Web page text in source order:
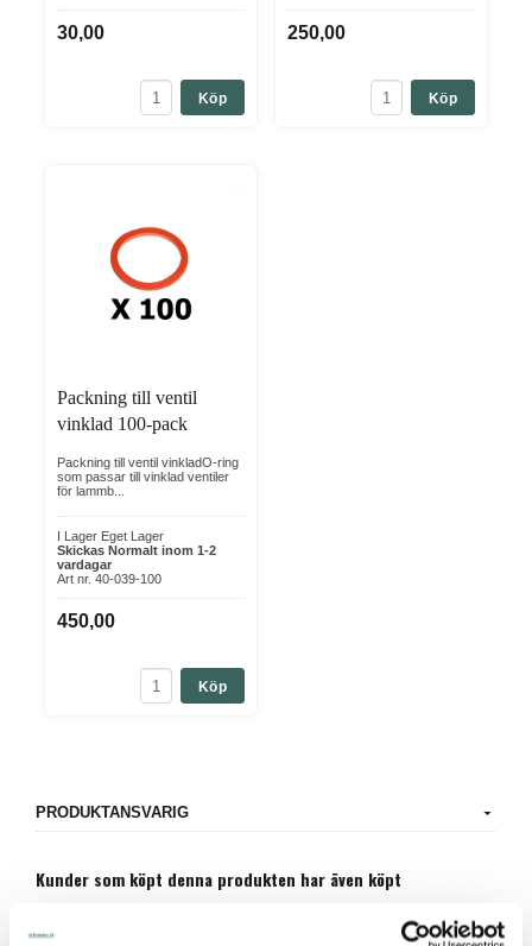
30,00
Köp
250,00
Köp
Packning till ventil
vinklad 100-pack
Packning till ventil vinkladO-ring
som passar till vinklad ventiler
för lammb...
I Lager Eget Lager
Skickas Normalt inom 1-2
vardagar
Art nr. 40-039-100
450,00
Köp
PRODUKTANSVARIG
Kunder som köpt denna produkten har även köpt